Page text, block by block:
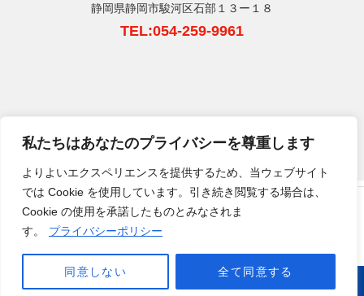
私たちはあなたのプライバシーを尊重します
よりよいエクスペリエンスを提供するため、当ウェブサイト
では Cookie を使用しています。引き続き閲覧する場合は、
Cookie の使用を承諾したものとみなされま
す。
プライバシーポリシー
同意しない 全て同意する
静岡県静岡市駿河区石部１３ー１８
TEL:054-259-9961
HOME クラブサリーズについて 運営会社 サイトについて
Copyright © Running station. All Rights Reserved.
クラブサリーズSports&Cafe
静岡県静岡市駿河区石部13ー18 TEL
5115営業時間: 月・水〜日10:00〜17:00 定休日:
火曜日